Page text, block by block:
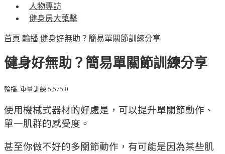
人物專訪
健身房大蒐擊
首頁 輪播 健身好無助？簡易單關節訓練分享
健身好無助？簡易單關節訓練分享
輪播 重量訓練 5,575 0
使用機械式器材的好處是，可以提升單關節動作、
單一肌群的感受度。
甚至你做不好的多關節動作，有可能是因為某些肌